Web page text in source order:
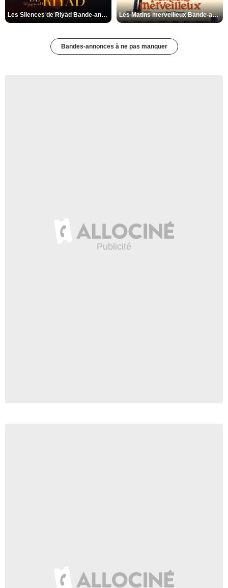
Les Silences de Riyad Bande-annonce VO STFR Les Matins merveilleux Bande-annonce VF
Bandes-annonces à ne pas manquer